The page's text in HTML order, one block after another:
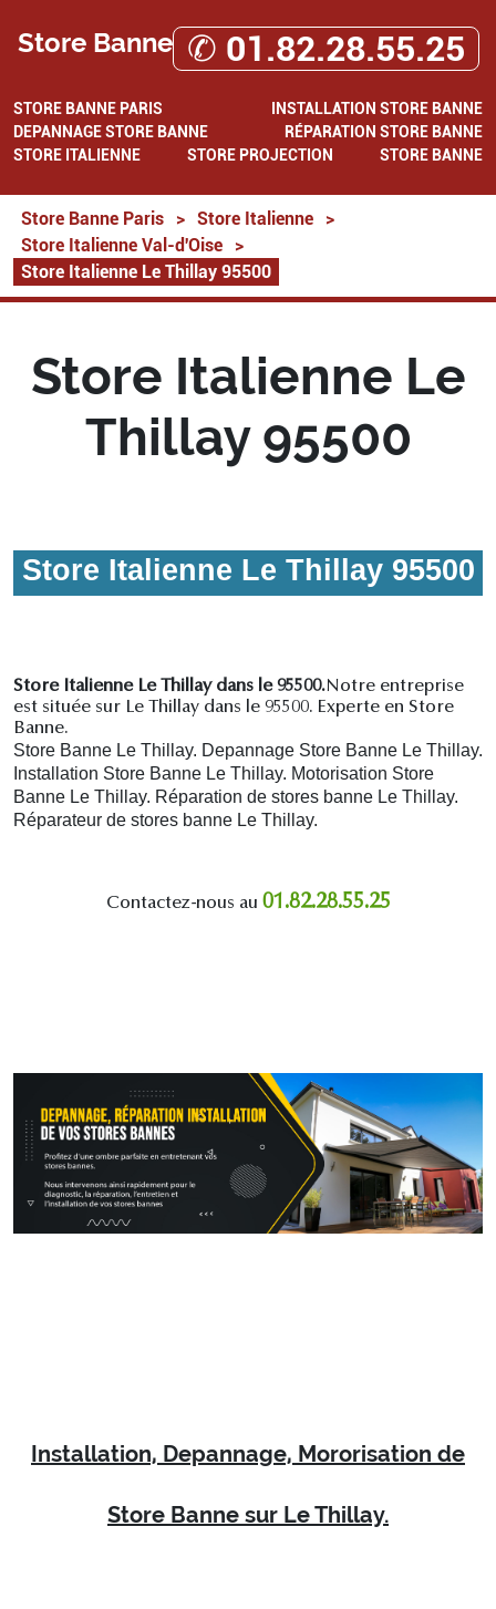
Store Banne ✆ 01.82.28.55.25
STORE BANNE PARIS
INSTALLATION STORE BANNE
DEPANNAGE STORE BANNE
RÉPARATION STORE BANNE
STORE ITALIENNE
STORE PROJECTION STORE BANNE
Store Banne Paris > Store Italienne
>
Store Italienne Val-d'Oise
>
Store Italienne Le Thillay 95500
Store Italienne Le
Thillay 95500
Store Italienne Le Thillay 95500
Store Italienne Le Thillay dans le 95500.Notre entreprise
est située sur Le Thillay dans le 95500. Experte en Store
Banne.
Store Banne Le Thillay. Depannage Store Banne Le Thillay.
Installation Store Banne Le Thillay. Motorisation Store
Banne Le Thillay. Réparation de stores banne Le Thillay.
Réparateur de stores banne Le Thillay.
Contactez-nous au 01.82.28.55.25
Installation, Depannage, Mororisation de
Store Banne sur Le Thillay.